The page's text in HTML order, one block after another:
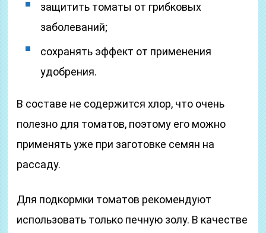
защитить томаты от грибковых
заболеваний;
сохранять эффект от применения
удобрения.
В составе не содержится хлор, что очень
полезно для томатов, поэтому его можно
применять уже при заготовке семян на
рассаду.
Для подкормки томатов рекомендуют
использовать только печную золу. В качестве